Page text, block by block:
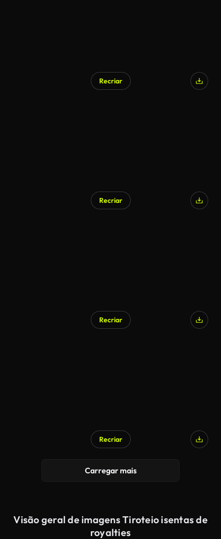
Recriar
Recriar
Recriar
Recriar
Carregar mais
Visão geral de imagens Tiroteio isentas de
royalties